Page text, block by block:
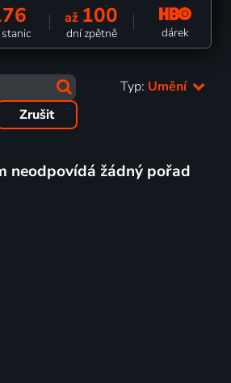
až 100
dní zpětně dárek
Typ: Umění
Zrušit
neodpovídá žádný pořad